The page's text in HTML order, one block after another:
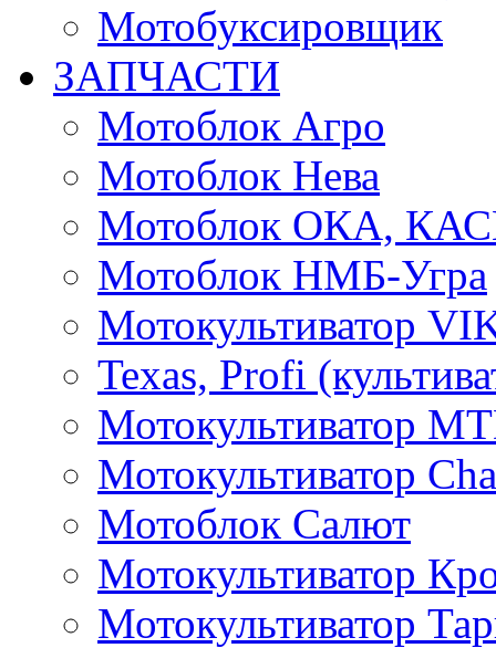
Мотобуксировщик
ЗАПЧАСТИ
Мотоблок Агро
Мотоблок Нева
Мотоблок ОКА,
Мотоблок НМБ-Угра
Мотокультиватор
Texas, Profi
Мотокультиватор
Мотокультиватор
Мотоблок Салют
Мотокультиватор
Мотокультиватор